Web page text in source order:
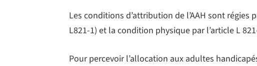
Les conditions d’attribution de l’AAH sont
L821-1) et la condition physique par l’article L
Pour percevoir l’allocation aux adultes